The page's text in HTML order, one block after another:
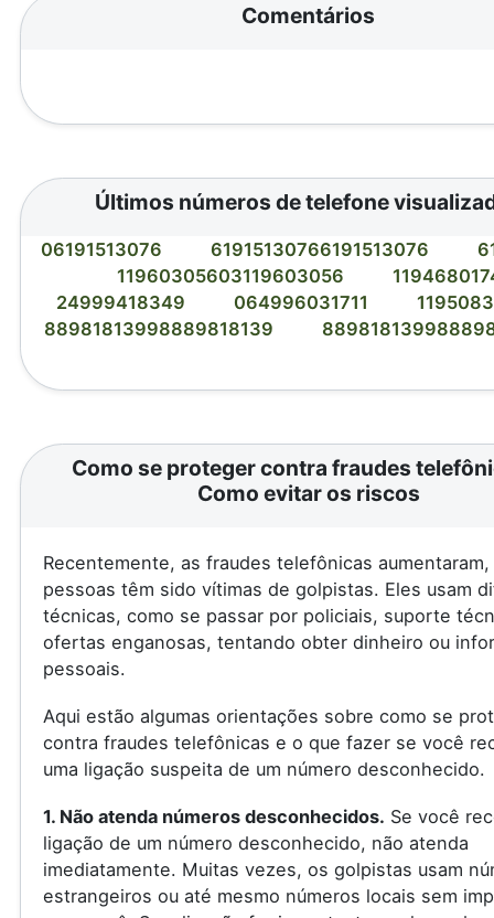
Comentários
Últimos números de telefone
06191513076 61915130766191513076
11960305603119603056
24999418349
064996031711
88981813998889818139
Como se proteger contra fraudes
Como evitar os riscos
Recentemente, as fraudes telefônicas
pessoas têm sido vítimas de golpistas. Eles usam
técnicas, como se passar por policiais, suporte
ofertas enganosas, tentando obter dinheiro ou
pessoais.
Aqui estão algumas orientações sobre como se
contra fraudes telefônicas e o que fazer se você
uma ligação suspeita de um número desconhecido.
1. Não atenda números desconhecidos. Se você
ligação de um número desconhecido, não atenda
imediatamente. Muitas vezes, os golpistas usam
estrangeiros ou até mesmo números locais sem